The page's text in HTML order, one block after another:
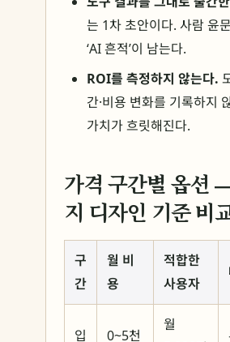
는 1차 초안이다. 사람 윤
‘AI 흔적’이 남는다.
ROI를 측정하지 않는다.
간·비용 변화를 기록하지
가치가 흐릿해진다.
가격 구간별 옵션
지 디자인 기준 비
구
간
월 비
용
적합한
사용자
입
0~5천
월